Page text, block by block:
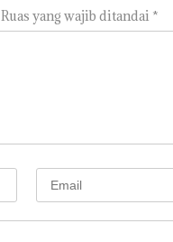
Ruas yang wajib ditandai *